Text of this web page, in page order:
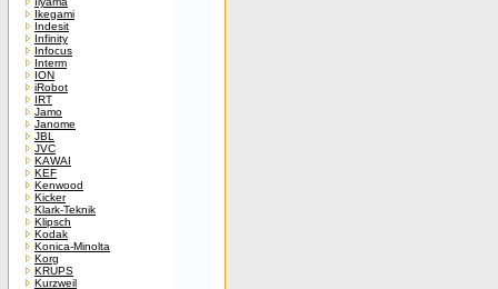
Ikegami
Indesit
Infinity
Infocus
Interm
ION
iRobot
IRT
Jamo
Janome
JBL
JVC
KAWAI
KEF
Kenwood
Kicker
Klark-Teknik
Klipsch
Kodak
Konica-Minolta
Korg
KRUPS
Kurzweil